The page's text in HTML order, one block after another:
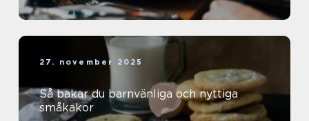
27. november 2025
Så bakar du barnvänliga och nyttiga
småkakor